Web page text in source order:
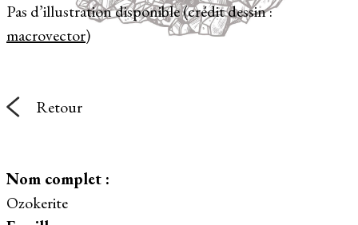
Pas d’illustration disponible (crédit dessin :
macrovector)
Retour
Nom complet :
Ozokerite